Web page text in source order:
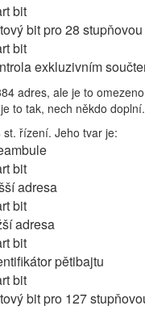
bit
bit pro 28
bit
exkluzivním
adres, ale je to
to tak, nech někdo doplní.
řízení. Jeho tvar je:
bit
adresa
bit
adresa
bit
pětibajtu
bit
bit pro 127